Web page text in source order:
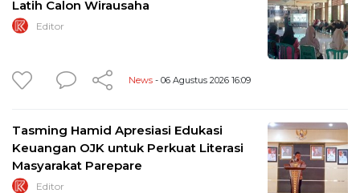
Latih Calon Wirausaha
Editor
News - 06 Agustus 2026 16:09
Tasming Hamid Apresiasi Edukasi
Keuangan OJK untuk Perkuat Literasi
Masyarakat Parepare
Editor